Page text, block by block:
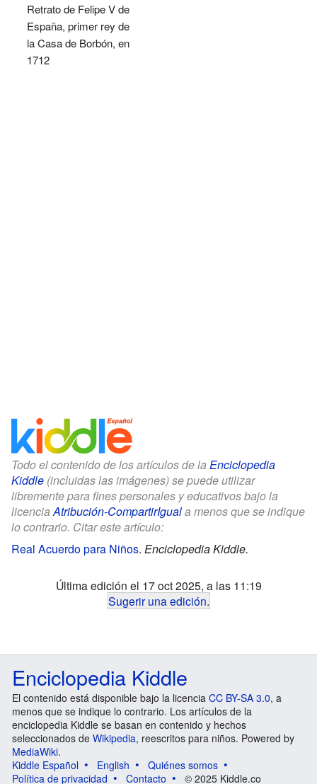
Retrato de Felipe V de
España, primer rey de
la Casa de Borbón, en
1712
Todo el contenido de los artículos de la Enciclopedia
Kiddle (incluidas las imágenes) se puede utilizar
libremente para fines personales y educativos bajo la
licenciaAtribución-CompartirIguala menos que se indique
lo contrario. Citar este artículo:
Real Acuerdo para Niños. Enciclopedia Kiddle.
Última edición el 17 oct 2025, a las 11:19
Sugerir una edición.
Enciclopedia Kiddle
El contenido está disponible bajo la licencia CC BY-SA 3.0, a
menos que se indique lo contrario. Los artículos de la
enciclopedia Kiddle se basan en contenido y hechos
seleccionados de Wikipedia, reescritos para niños. Powered by
MediaWiki.
Kiddle Español
English
Quiénes somos
Política de privacidad
Contacto © 2025 Kiddle.co